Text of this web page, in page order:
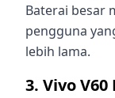
Baterai besar
pengguna
lebih lama.
3. Vivo V60